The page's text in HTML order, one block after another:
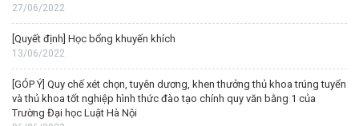
27/06/2022
[Quyết định] Học bổng khuyến khích
13/06/2022
[GÓP Ý] Quy chế xét chọn, tuyên dương, khen thưởng thủ khoa trúng tuyển
và thủ khoa tốt nghiệp hình thức đào tạo chính quy văn bằng 1 của
Trường Đại học Luật Hà Nội